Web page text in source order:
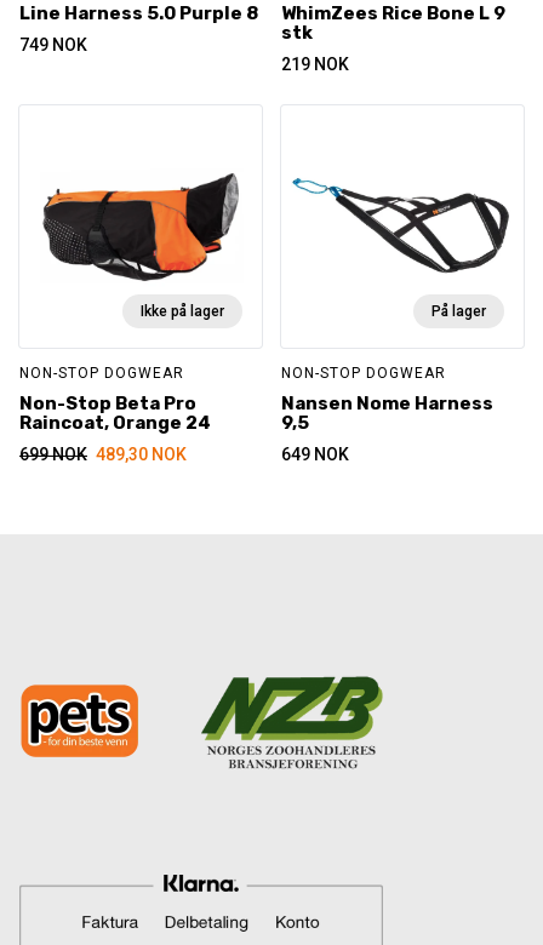
Line Harness 5.0 Purple 8
749 NOK
WhimZees Rice Bone L 9
stk
219 NOK
Ikke på lager
NON-STOP DOGWEAR
Non-Stop Beta Pro
Raincoat, Orange 24
699NOK 489,30 NOK
På lager
NON-STOP DOGWEAR
Nansen Nome Harness
9,5
649 NOK